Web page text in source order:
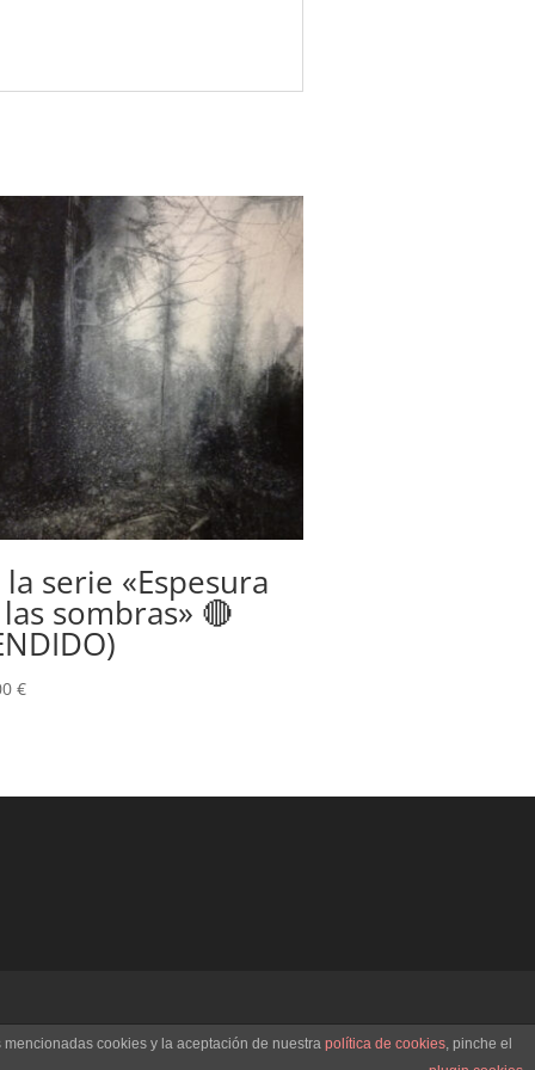
serie «Espesura
sombras» 🔴
€
cookies y la aceptación de nuestra política de cookies, pinche el